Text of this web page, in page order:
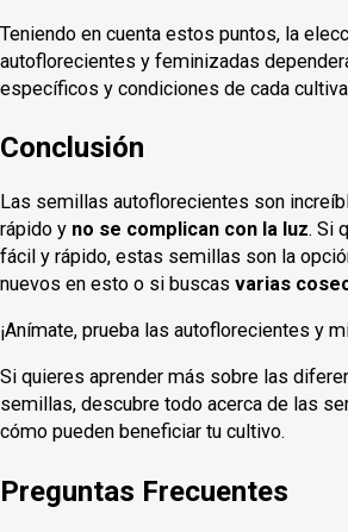
Teniendo en cuenta estos puntos, la
autoflorecientes y feminizadas
específicos y condiciones de cada
Conclusión
Las semillas autoflorecientes son
rápido y no se complican con la luz. Si
fácil y rápido, estas semillas son la
nuevos en esto o si buscas varias
¡Anímate, prueba las autoflorecientes y
Si quieres aprender más sobre las
semillas, descubre todo acerca de las
cómo pueden beneficiar tu cultivo.
Preguntas Frecuentes